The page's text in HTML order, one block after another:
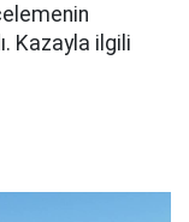
Kazayla ilgili